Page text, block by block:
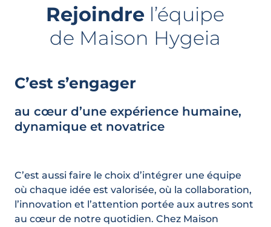
Rejoindre l’équipe
de Maison Hygeia
C’est s’engager
au cœur d’une expérience humaine,
dynamique et novatrice
C’est aussi faire le choix d’intégrer une équipe
où chaque idée est valorisée, où la collaboration,
l’innovation et l’attention portée aux autres sont
au cœur de notre quotidien. Chez Maison